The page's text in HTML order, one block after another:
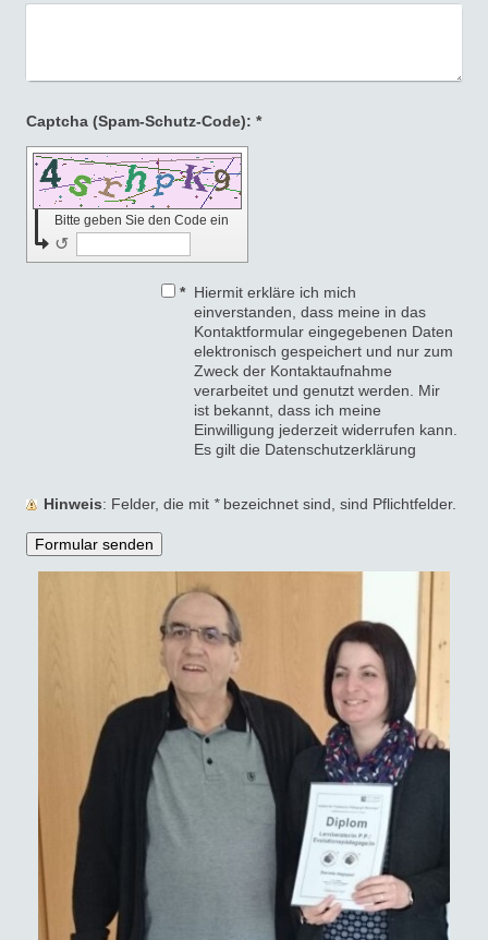
Captcha (Spam-Schutz-Code): *
Bitte geben Sie den Code ein
↺
* Hiermit erkläre ich mich
einverstanden, dass meine in das
Kontaktformular eingegebenen Daten
elektronisch gespeichert und nur zum
Zweck der Kontaktaufnahme
verarbeitet und genutzt werden. Mir
ist bekannt, dass ich meine
Einwilligung jederzeit widerrufen kann.
Es gilt die Datenschutzerklärung
Hinweis : Felder, die mit *bezeichnet sind, sind Pflichtfelder.